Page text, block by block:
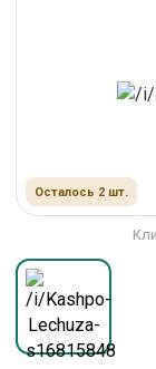
Осталось 2 шт.